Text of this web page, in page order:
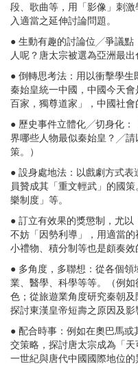
段、歌曲等，用「影像」刺
入適當之延伸討論問題。
● 生動有趣的討論位╱爭議點
人呢？唐太宗被選為亞洲最出
● 倒轉思考法：用以衝擊學
秦始皇統一中國，中國今天
百家，獨尊道家」，中國社會
● 歷史事件立體化╱切身化
界哪些人物最似秦始皇？╱請
策。）
● 設身處地法：以戲劇方式
員贊成其「重文輕武」的國
樂制度」等。
● 訂立有效果的獎懲制，尤
不妨「因勢利導」，用適當的
小禮物、積分制等也是頗奏效
● 多角度，多聯想：從各個
業、醫學、科學等等。（例
色；從旅遊業角度研究秦朝
探討東漢皇帝短壽之原因及影
● 配合時事：例如在奧巴馬
交策略，探討唐太宗成為「
一世紀與唐代中國國際地位的